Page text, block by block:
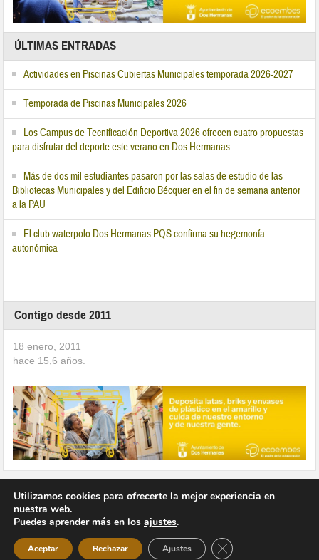
ÚLTIMAS ENTRADAS
Actividades en Piscinas Cubiertas Municipales temporada 2026-2027
Temporada de Piscinas Municipales 2026
Los Campus de Tecnificación Deportiva 2026 ofrecen cuatro propuestas
para disfrutar del deporte este verano en Dos Hermanas
Más de dos mil estudiantes pasaron por las salas de estudio de las
Bibliotecas Municipales y del Edificio Bécquer en el fin de semana anterior
a la PAU
El club waterpolo Dos Hermanas PQS confirma su hegemonía
autonómica
Contigo desde 2011
18 enero, 2011
hace 15,6 años.
Copyright © 2026 Vivir en Montequinto Periódico Digital
Utilizamos cookies para ofrecerte la mejor experiencia en
nuestra web.
Puedes aprender más en los ajustes.
Aceptar Rechazar Ajustes Cerrar el banner de